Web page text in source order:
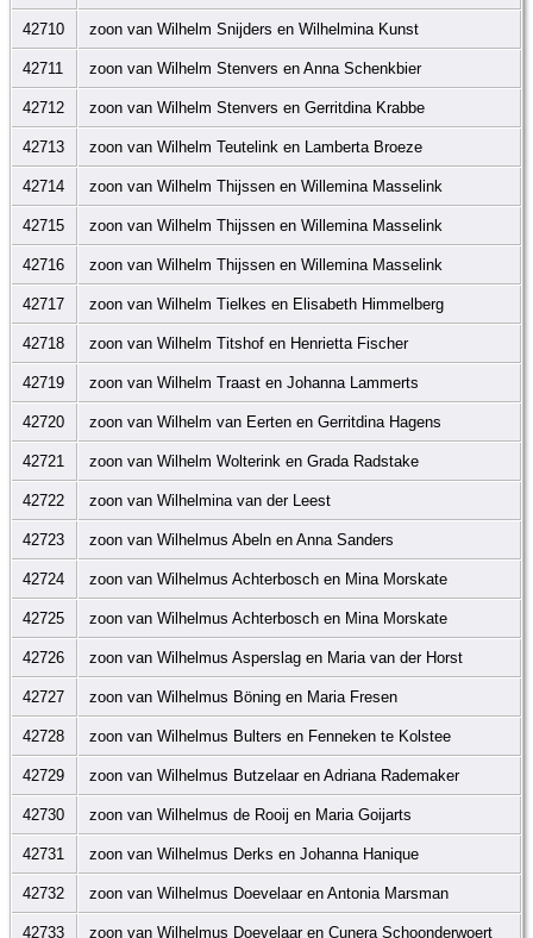
42710 zoon van Wilhelm Snijders en Wilhelmina Kunst
42711 zoon van Wilhelm Stenvers en Anna Schenkbier
42712 zoon van Wilhelm Stenvers en Gerritdina Krabbe
42713 zoon van Wilhelm Teutelink en Lamberta Broeze
42714 zoon van Wilhelm Thijssen en Willemina Masselink
42715 zoon van Wilhelm Thijssen en Willemina Masselink
42716 zoon van Wilhelm Thijssen en Willemina Masselink
42717 zoon van Wilhelm Tielkes en Elisabeth Himmelberg
42718 zoon van Wilhelm Titshof en Henrietta Fischer
42719 zoon van Wilhelm Traast en Johanna Lammerts
42720 zoon van Wilhelm van Eerten en Gerritdina Hagens
42721 zoon van Wilhelm Wolterink en Grada Radstake
42722 zoon van Wilhelmina van der Leest
42723 zoon van Wilhelmus Abeln en Anna Sanders
42724 zoon van Wilhelmus Achterbosch en Mina Morskate
42725 zoon van Wilhelmus Achterbosch en Mina Morskate
42726 zoon van Wilhelmus Asperslag en Maria van der Horst
42727 zoon van Wilhelmus Böning en Maria Fresen
42728 zoon van Wilhelmus Bulters en Fenneken te Kolstee
42729 zoon van Wilhelmus Butzelaar en Adriana Rademaker
42730 zoon van Wilhelmus de Rooij en Maria Goijarts
42731 zoon van Wilhelmus Derks en Johanna Hanique
42732 zoon van Wilhelmus Doevelaar en Antonia Marsman
42733
zoon van Wilhelmus Doevelaar en Cunera Schoonderwoert